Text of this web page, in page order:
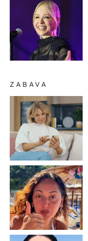
ZABAVA